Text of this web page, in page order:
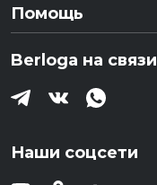
Помощь
Berloga на
Наши соцсети